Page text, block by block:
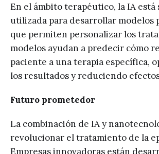
mental. La coexistencia de
condiciones psicológicas, como la
En el ámbito terapéutico, la IA está
utilizada para desarrollar modelos
que permiten personalizar los
modelos ayudan a predecir cómo
paciente a una terapia específica,
los resultados y reduciendo
Futuro prometedor
La combinación de IA y
revolucionar el tratamiento de la
Empresas innovadoras están